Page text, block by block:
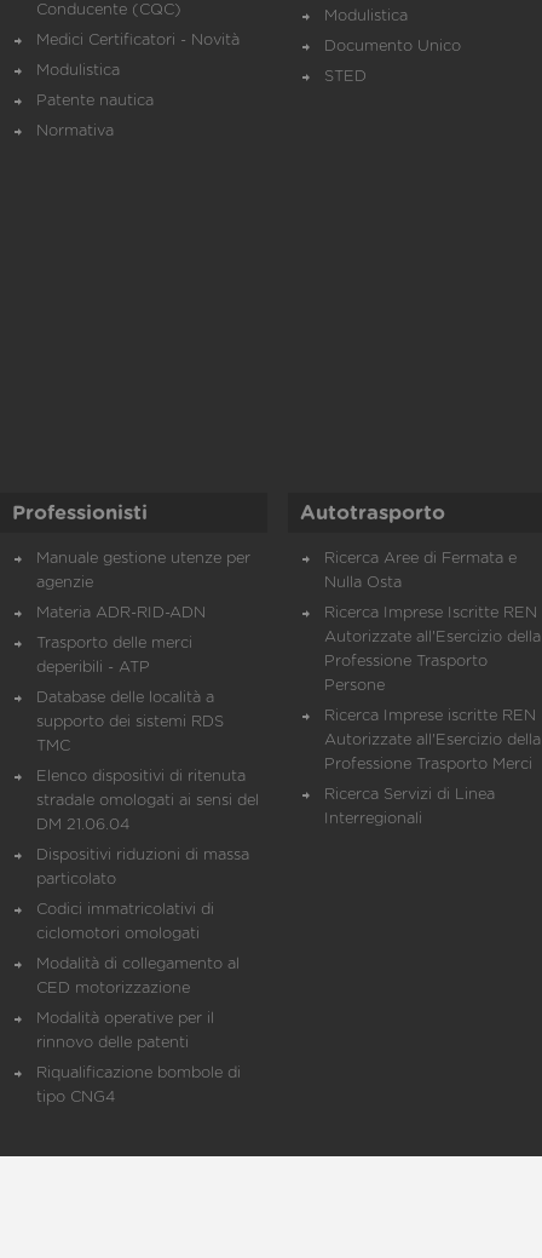
Conducente (CQC)
Medici Certificatori - Novità
Modulistica
Patente nautica
Normativa
Modulistica
Documento Unico
STED
Professionisti
Manuale gestione utenze per
agenzie
Materia ADR-RID-ADN
Trasporto delle merci
deperibili - ATP
Database delle località a
supporto dei sistemi RDS
TMC
Elenco dispositivi di ritenuta
stradale omologati ai sensi del
DM 21.06.04
Dispositivi riduzioni di massa
particolato
Codici immatricolativi di
ciclomotori omologati
Modalità di collegamento al
CED motorizzazione
Modalità operative per il
rinnovo delle patenti
Riqualificazione bombole di
tipo CNG4
Autotrasporto
Ricerca Aree di Fermata e
Nulla Osta
Ricerca Imprese Iscritte REN
Autorizzate all'Esercizio della
Professione Trasporto
Persone
Ricerca Imprese iscritte REN
Autorizzate all'Esercizio della
Professione Trasporto Merci
Ricerca Servizi di Linea
Interregionali